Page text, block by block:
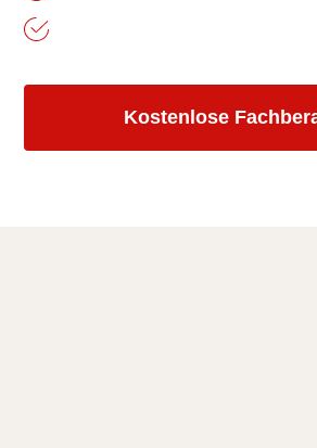
Kostenlose